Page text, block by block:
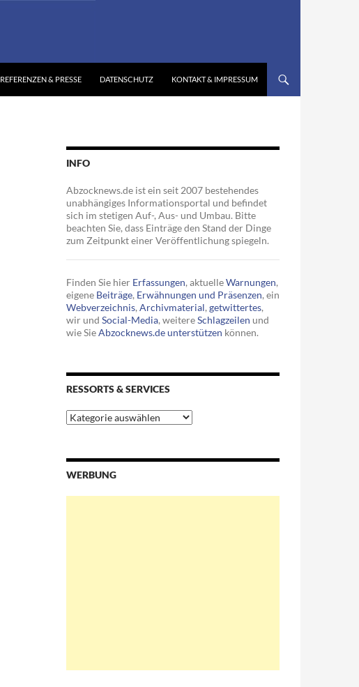
REFERENZEN & PRESSE DATENSCHUTZ KONTAKT & IMPRESSUM
INFO
Abzocknews.de ist ein seit 2007 bestehendes
unabhängiges Informationsportal und befindet
sich im stetigen Auf-, Aus- und Umbau. Bitte
beachten Sie, dass Einträge den Stand der Dinge
zum Zeitpunkt einer Veröffentlichung spiegeln.
Finden Sie hier Erfassungen, aktuelleWarnungen,
eigene Beiträge, Erwähnungen und Präsenzen, ein
Webverzeichnis, Archivmaterial, getwittertes,
wir und Social-Media, weitereSchlagzeilen und
wie SieAbzocknews.de unterstützen können.
RESSORTS & SERVICES
Ressorts
&
WERBUNG